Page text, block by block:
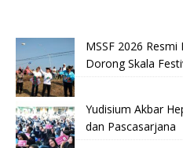
MSSF 2026
Dorong Skala
Yudisium Akbar
dan Pascasarjana